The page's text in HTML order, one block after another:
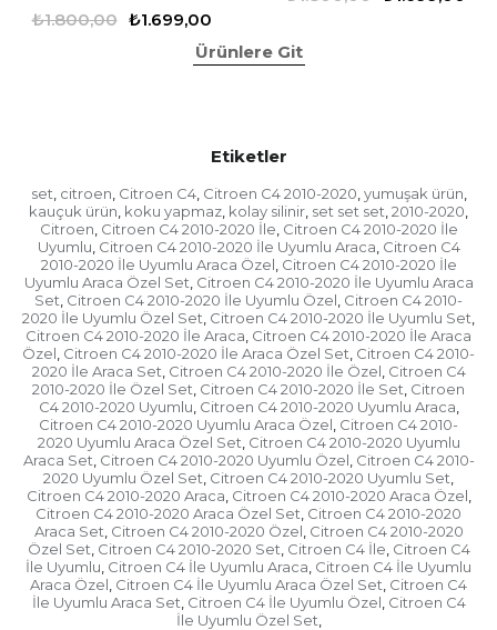
₺1.699,00
₺1.800,00
Ürünlere Git
Etiketler
set citroen Citroen C4, Citroen C4 2010-2020 yumuşak ürün
kauçuk ürün koku yapmaz kolay silinir set set set 2010-2020
Citroen Citroen C4 2010-2020 İle Citroen C4 2010-2020 İle
Uyumlu Citroen C4 2010-2020 İle Uyumlu Araca Citroen C4
2010-2020 İle Uyumlu Araca Özel Citroen C4 2010-2020 İle
Uyumlu Araca Özel Set Citroen C4 2010-2020 İle Uyumlu Araca
Set Citroen C4 2010-2020 İle Uyumlu Özel Citroen C4 2010-
2020 İle Uyumlu Özel Set Citroen C4 2010-2020 İle Uyumlu Set
Citroen C4 2010-2020 İle Araca Citroen C4 2010-2020 İle Araca
Özel Citroen C4 2010-2020 İle Araca Özel Set Citroen C4 2010-
2020 İle Araca Set Citroen C4 2010-2020 İle Özel Citroen C4
2010-2020 İle Özel Set Citroen C4 2010-2020 İle Set Citroen
C4 2010-2020 Uyumlu Citroen C4 2010-2020 Uyumlu Araca
Citroen C4 2010-2020 Uyumlu Araca Özel Citroen C4 2010-
2020 Uyumlu Araca Özel Set Citroen C4 2010-2020 Uyumlu
Araca Set Citroen C4 2010-2020 Uyumlu Özel Citroen C4 2010-
2020 Uyumlu Özel Set Citroen C4 2010-2020 Uyumlu Set
Citroen C4 2010-2020 Araca Citroen C4 2010-2020 Araca Özel
Citroen C4 2010-2020 Araca Özel Set Citroen C4 2010-2020
Araca Set Citroen C4 2010-2020 Özel Citroen C4 2010-2020
Özel Set Citroen C4 2010-2020 Set Citroen C4 İle Citroen C4
İle Uyumlu Citroen C4 İle Uyumlu Araca Citroen C4 İle Uyumlu
Araca Özel Citroen C4 İle Uyumlu Araca Özel Set Citroen C4
İle Uyumlu Araca Set Citroen C4 İle Uyumlu Özel Citroen C4
İle Uyumlu Özel Set